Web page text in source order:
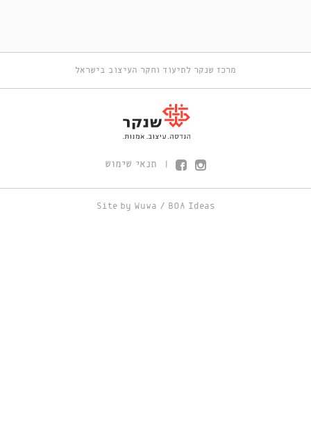
מרכז שנקר לתיעוד וחקר העיצוב בישראל
תנאי שימוש
Site by Wuwa / BOA Ideas